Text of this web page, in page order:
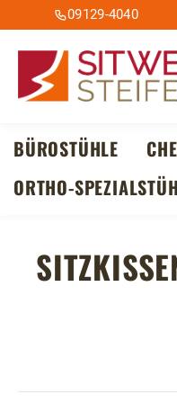
Hauptinhalt springen
Zur Suche springen
Zur Hauptnavigation
09129-4040
BÜROSTÜHLE
ORTHO-